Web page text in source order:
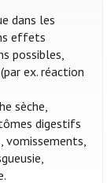
dans les
effets
possibles,
ex. réaction
sèche,
digestifs
vomissements,